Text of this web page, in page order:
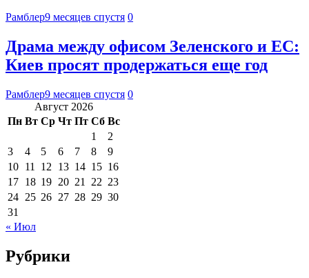
Рамблер9 месяцев спустя 0
Драма между офисом Зеленского и ЕС:
Киев просят продержаться еще год
Рамблер9 месяцев спустя 0
Август 2026
Пн Вт Ср Чт Пт Сб Вс
1
2
3
4 5 6 7 8
9
10 11 12 13 14 15 16
17 18 19 20 21 22 23
24 25 26 27 28 29 30
31
« Июл
Рубрики